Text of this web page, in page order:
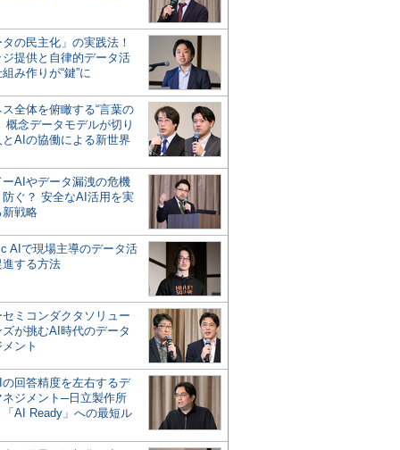
の民主化」の実践法！
ジ提供と自律的データ活
み作りが“鍵”に
全体を俯瞰する“言葉の
概念データモデルが切り
AIの協働による新世界
ーAIやデータ漏洩の危機
防ぐ？ 安全なAI活用を実
新戦略
AIで現場主導のデータ活
進する方法
ミコンダクタソリュー
が挑むAI時代のデータ
ント
回答精度を左右するデ
ネジメント─日立製作所
「AI Ready」への最短ル